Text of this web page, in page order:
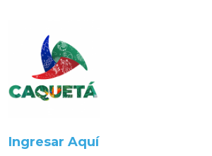
Ingresar Aquí